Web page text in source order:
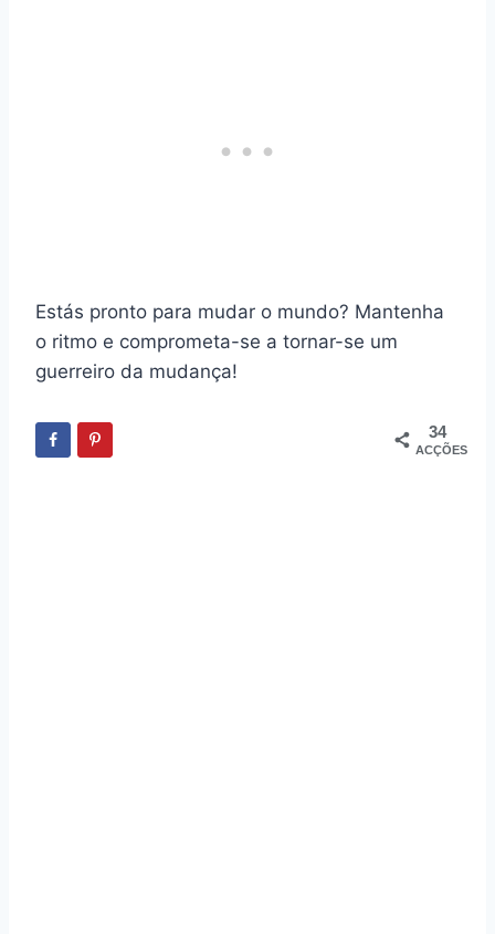
Estás pronto para mudar o mundo? Mantenha
o ritmo e comprometa-se a tornar-se um
guerreiro da mudança!
34
ACÇÕES